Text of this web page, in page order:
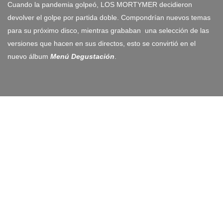
Cuando la pandemia golpeó, LOS MORTYMER decidieron
devolver el golpe por partida doble. Compondrían nuevos temas
para su próximo disco, mientras grababan una selección de las
versiones que hacen en sus directos, esto se convirtió en el
nuevo álbum Menú Degustación.